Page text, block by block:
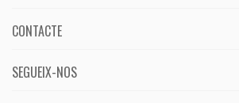
CONTACTE
SEGUEIX-NOS